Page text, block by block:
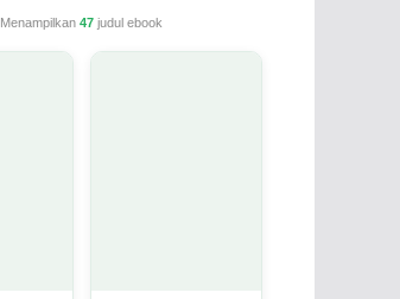
Menampilkan 47 judul ebook